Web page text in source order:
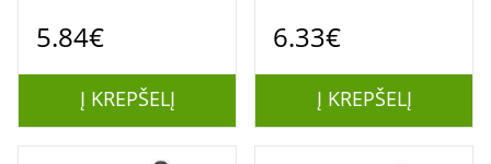
TELTONIKA
5.84€
Į KREPŠELĮ
TELTONIKA
6.33€
Į KREPŠELĮ